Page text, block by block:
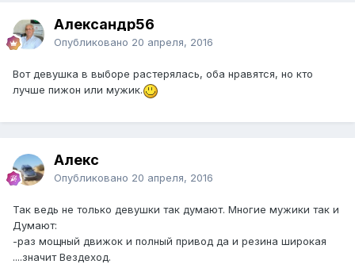
Александр56
Опубликовано 20 апреля, 2016
Вот девушка в выборе растерялась, оба нравятся, но кто
лучше пижон или мужик.
Алекс
Опубликовано 20 апреля, 2016
Так ведь не только девушки так думают. Многие мужики так и
Думают:
-раз мощный движок и полный привод да и резина широкая
....значит Вездеход.